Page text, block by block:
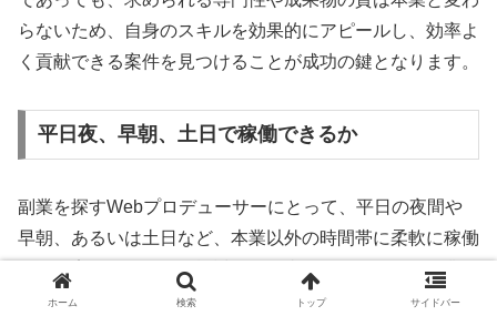
らないため、自身のスキルを効果的にアピールし、効率よ
く貢献できる案件を見つけることが成功の鍵となります。
平日夜、早朝、土日で稼働できるか
副業を探すWebプロデューサーにとって、平日の夜間や
早朝、あるいは土日など、本業以外の時間帯に柔軟に稼働
できる案件であるかは検討したい事項です。多くの企業で
は、副業人材に対して柔軟な働き方を求めており、時間や
ホーム 検索 トップ サイドバー